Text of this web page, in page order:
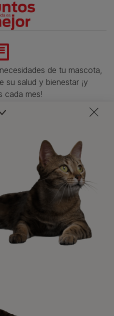
de tu mascota,
su salud y bienestar ¡y
cada mes!
tus dudas.​
descuentos y ofertas de
marcas.​
a Purina y empieza
las ventajas!​